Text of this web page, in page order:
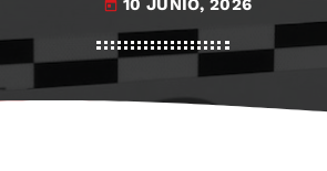
today 10 JUNIO, 2026